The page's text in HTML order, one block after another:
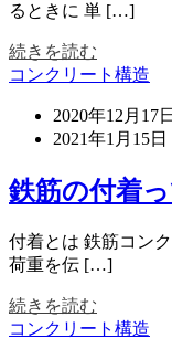
るときに 単 […]
続きを読む
コンクリート構造
2020年12月17日
2021年1月15日
鉄筋の付着
付着とは 鉄筋コン
荷重を伝 […]
続きを読む
コンクリート構造